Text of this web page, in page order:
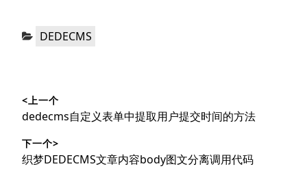
分
DEDECMS
章
导
航
<上一个
上
文
章：
dedecms自定义表单中提取用户提交时间的方法
下一个>
下
织梦DEDECMS文章内容body图文分离调用代码